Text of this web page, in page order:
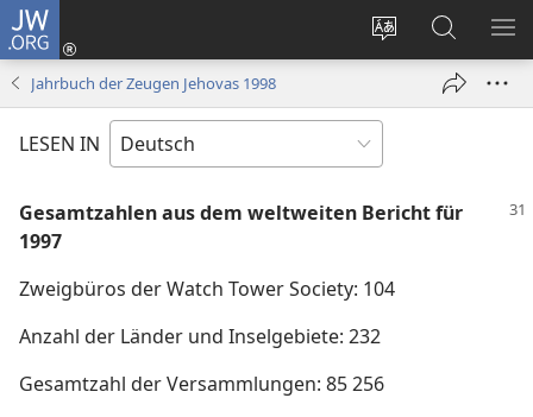
JW.ORG
Websitesprache
ändern
Anmelden
(öffnet
Suche
Jahrbuch der Zeugen Jehovas 1998
LESEN IN
Gesamtzahlen aus dem weltweiten Bericht für
1997
Zweigbüros der Watch Tower Society: 104
Anzahl der Länder und Inselgebiete: 232
Gesamtzahl der Versammlungen: 85 256